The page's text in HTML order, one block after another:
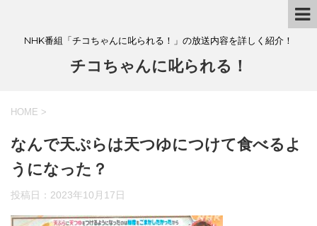
NHK番組「チコちゃんに叱られる！」の放送内容を詳しく紹介！
チコちゃんに叱られる！
HOME >
なんで天ぷらは天つゆにつけて食べるよ
うになった？
投稿日： 2023年10月17日